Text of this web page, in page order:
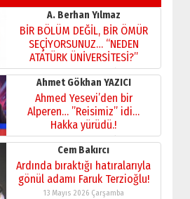
A. Berhan Yılmaz
BİR BÖLÜM DEĞİL, BİR ÖMÜR
SEÇİYORSUNUZ… “NEDEN
ATATÜRK ÜNİVERSİTESİ?”
28 Temmuz 2026 Salı
Ahmet Gökhan YAZICI
Ahmed Yesevi’den bir
Alperen… ”Reisimiz” idi…
Hakka yürüdü.!
26 Mart 2026 Perşembe
Cem Bakırcı
Ardında bıraktığı hatıralarıyla
gönül adamı Faruk Terzioğlu!
13 Mayıs 2026 Çarşamba